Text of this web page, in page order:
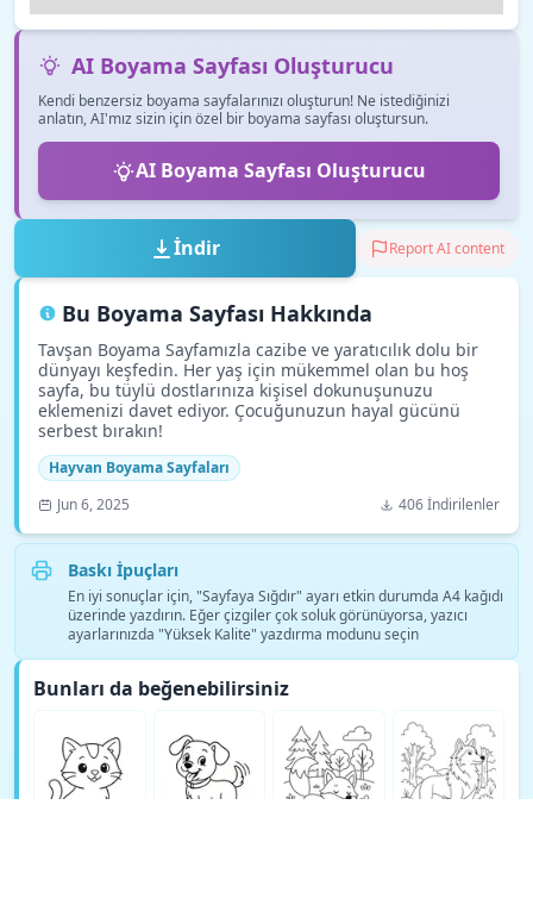
AI Boyama Sayfası Oluşturucu
Kendi benzersiz boyama sayfalarınızı oluşturun! Ne istediğinizi
anlatın, AI'mız sizin için özel bir boyama sayfası oluştursun.
AI Boyama Sayfası Oluşturucu
İndir Report AI content
Bu Boyama Sayfası Hakkında
Tavşan Boyama Sayfamızla cazibe ve yaratıcılık dolu bir
dünyayı keşfedin. Her yaş için mükemmel olan bu hoş
sayfa, bu tüylü dostlarınıza kişisel dokunuşunuzu
eklemenizi davet ediyor. Çocuğunuzun hayal gücünü
serbest bırakın!
Hayvan Boyama Sayfaları
Jun 6, 2025
406 İndirilenler
Baskı İpuçları
En iyi sonuçlar için, "Sayfaya Sığdır" ayarı etkin durumda A4 kağıdı
üzerinde yazdırın. Eğer çizgiler çok soluk görünüyorsa, yazıcı
ayarlarınızda "Yüksek Kalite" yazdırma modunu seçin
Bunları da beğenebilirsiniz